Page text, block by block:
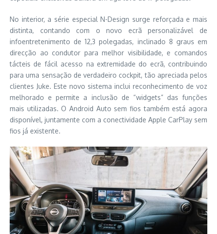
No interior, a série especial N-Design surge reforçada e mais
distinta, contando com o novo ecrã personalizável de
infoentretenimento de 12,3 polegadas, inclinado 8 graus em
direcção ao condutor para melhor visibilidade, e comandos
tácteis de fácil acesso na extremidade do ecrã, contribuindo
para uma sensação de verdadeiro cockpit, tão apreciada pelos
clientes Juke. Este novo sistema inclui reconhecimento de voz
melhorado e permite a inclusão de “widgets” das funções
mais utilizadas. O Android Auto sem fios também está agora
disponível, juntamente com a conectividade Apple CarPlay sem
fios já existente.